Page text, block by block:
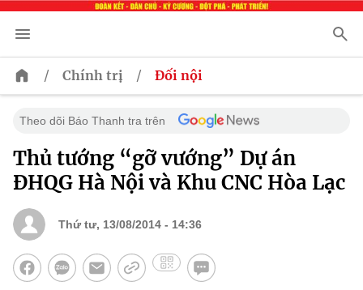
/ Chính trị / Đối nội
Theo dõi Báo Thanh tra trên
Thủ tướng “gỡ vướng” Dự án
ĐHQG Hà Nội và Khu CNC Hòa Lạc
Thứ tư, 13/08/2014 - 14:36